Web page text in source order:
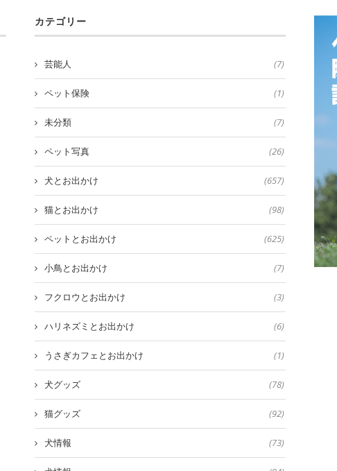
カテゴリー
芸能人 (7)
ペット保険 (1)
未分類 (7)
ペット写真 (26)
犬とお出かけ (657)
猫とお出かけ (98)
ペットとお出かけ (625)
小鳥とお出かけ (7)
フクロウとお出かけ (3)
ハリネズミとお出かけ (6)
うさぎカフェとお出かけ (1)
犬グッズ (78)
猫グッズ (92)
犬情報 (73)